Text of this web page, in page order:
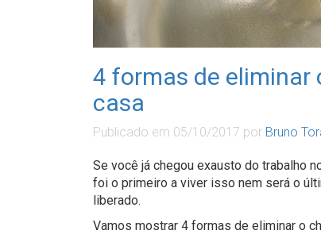
4 formas de eliminar
casa
Publicado em 05/10/2017 por Bruno
Se você já chegou exausto do trabalho
foi o primeiro a viver isso nem será o
liberado.
Vamos mostrar 4 formas de eliminar o